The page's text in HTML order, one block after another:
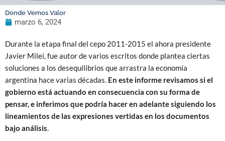
Donde Vemos Valor
marzo 6, 2024
Durante la etapa final del cepo 2011-2015 el ahora presidente
Javier Milei, fue autor de varios escritos donde plantea ciertas
soluciones a los desequilibrios que arrastra la economía
argentina hace varias décadas. En este informe revisamos si el
gobierno está actuando en consecuencia con su forma de
pensar, e inferimos que podría hacer en adelante siguiendo los
lineamientos de las expresiones vertidas en los documentos
bajo análisis.